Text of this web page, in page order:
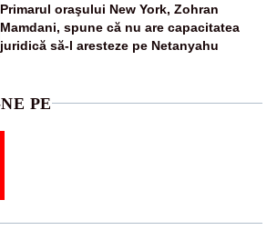
Primarul oraşului New York, Zohran
Mamdani, spune că nu are capacitatea
juridică să-l aresteze pe Netanyahu
PE